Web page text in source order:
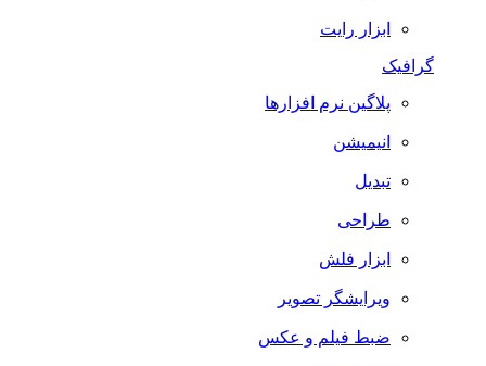
ابزار رایت
گرافیک
پلاگین نرم افزارها
انیمیشن
تبدیل
طراحی
ابزار فلش
ویرایشگر تصویر
ضبط فيلم و عكس